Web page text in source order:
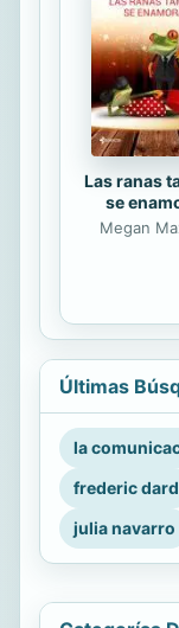
Las ranas
se
Megan
Últimas
la
frederic dard
julia navarro